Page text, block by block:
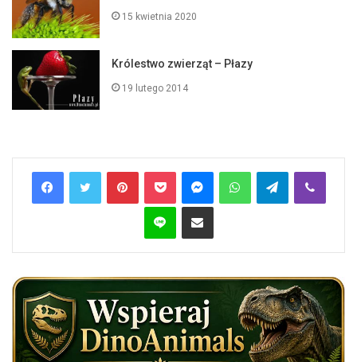
15 kwietnia 2020
Królestwo zwierząt – Płazy
19 lutego 2014
PinterestPocket MessengerWhatsAppTelegramViber
Line Share via Email